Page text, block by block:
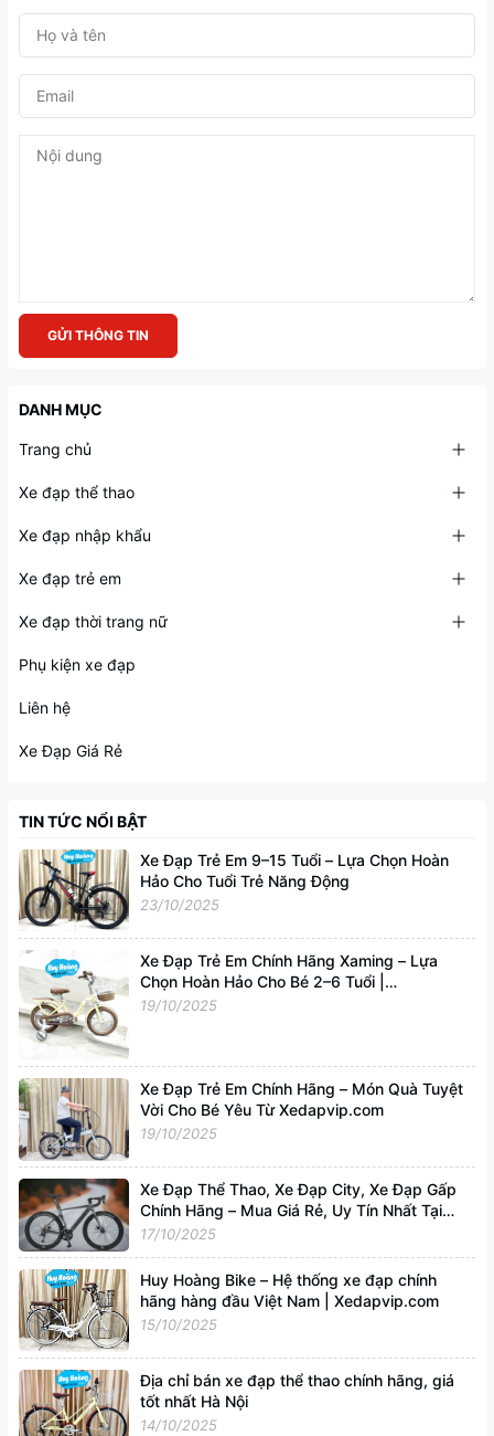
GỬI THÔNG TIN
DANH MỤC
Trang chủ
Xe đạp thể thao
Xe đạp nhập khẩu
Xe đạp trẻ em
Xe đạp thời trang nữ
Phụ kiện xe đạp
Liên hệ
Xe Đạp Giá Rẻ
TIN TỨC NỔI BẬT
Xe Đạp Trẻ Em 9–15 Tuổi – Lựa Chọn Hoàn
Hảo Cho Tuổi Trẻ Năng Động
23/10/2025
Xe Đạp Trẻ Em Chính Hãng Xaming – Lựa
Chọn Hoàn Hảo Cho Bé 2–6 Tuổi |
Xedapvip.com
19/10/2025
Xe Đạp Trẻ Em Chính Hãng – Món Quà Tuyệt
Vời Cho Bé Yêu Từ Xedapvip.com
19/10/2025
Xe Đạp Thể Thao, Xe Đạp City, Xe Đạp Gấp
Chính Hãng – Mua Giá Rẻ, Uy Tín Nhất Tại
Xedapvip.com
17/10/2025
Huy Hoàng Bike – Hệ thống xe đạp chính
hãng hàng đầu Việt Nam | Xedapvip.com
15/10/2025
Địa chỉ bán xe đạp thể thao chính hãng, giá
tốt nhất Hà Nội
14/10/2025